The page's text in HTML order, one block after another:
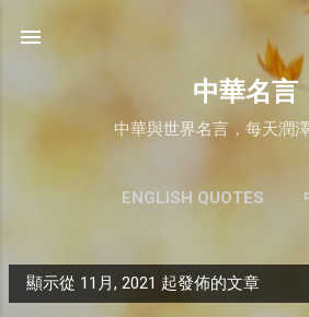
中華名言
中華與世界名言，每天潤
ENGLISH QUOTES
文
顯示從 11月, 2021 起發佈的文章